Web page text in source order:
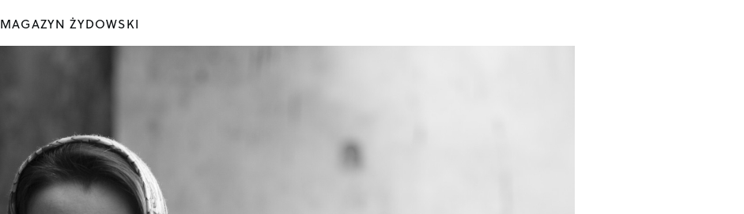
MAGAZYN ŻYDOWSKI